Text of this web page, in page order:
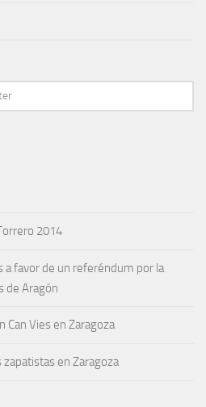
2014
a favor de un referéndum por la
de Aragón
Can Vies en Zaragoza
zapatistas en Zaragoza